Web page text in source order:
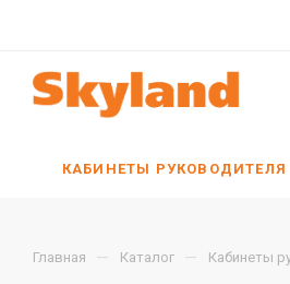
КАБИНЕТЫ РУКОВОДИТЕЛЯ
Главная — Каталог — Кабинеты